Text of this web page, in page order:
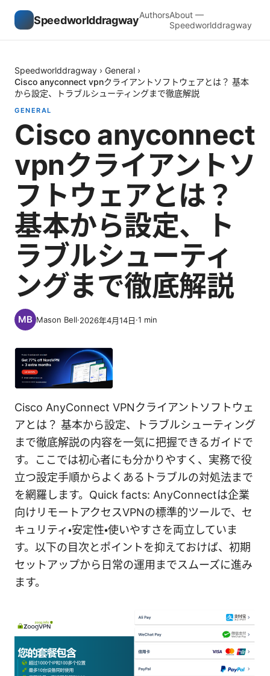
SpeedworlddragwayAuthorsAbout —
Speedworlddragway
Speedworlddragway › General ›
Cisco anyconnect vpnクライアントソフトウェアとは？ 基本
から設定、トラブルシューティングまで徹底解説
GENERAL
Cisco anyconnect
vpnクライアントソ
フトウェアとは？
基本から設定、ト
ラブルシューティ
ングまで徹底解説
Mason Bell·2026年4月14日·1 min
Cisco AnyConnect VPNクライアントソフトウェ
アとは？ 基本から設定、トラブルシューティング
まで徹底解説の内容を一気に把握できるガイドで
す。ここでは初心者にも分かりやすく、実務で役
立つ設定手順からよくあるトラブルの対処法まで
を網羅します。Quick facts: AnyConnectは企業
向けリモートアクセスVPNの標準的ツールで、セ
キュリティ・安定性・使いやすさを両立していま
す。以下の目次とポイントを抑えておけば、初期
セットアップから日常の運用までスムーズに進み
ます。